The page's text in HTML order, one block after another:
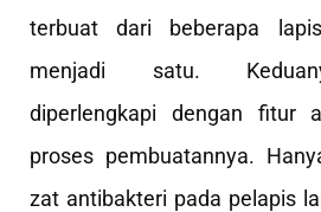
terbuat dari beberapa
menjadi satu.
diperlengkapi dengan fitur
proses pembuatannya.
zat antibakteri pada pelapis